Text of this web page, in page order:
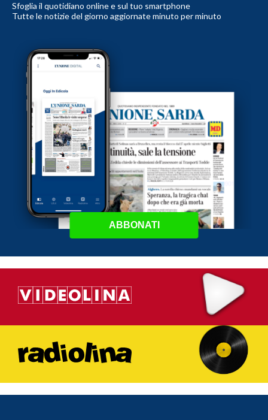
Sfoglia il quotidiano online e sul tuo smartphone
Tutte le notizie del giorno aggiornate minuto per minuto
ABBONATI